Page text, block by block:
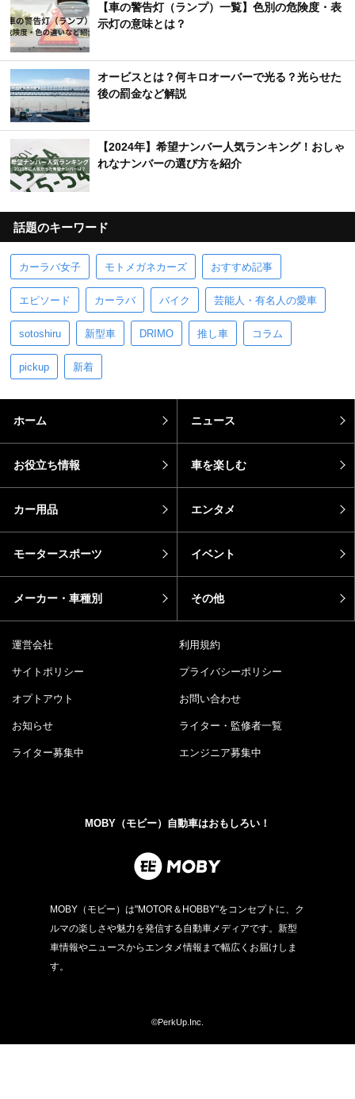
【車の警告灯（ランプ）一覧】色別の危険度・表
示灯の意味とは？
オービスとは？何キロオーバーで光る？光らせた
後の罰金など解説
【2024年】希望ナンバー人気ランキング！おしゃ
れなナンバーの選び方を紹介
話題のキーワード
カーラバ女子 モトメガネカーズ おすすめ記事
エピソード カーラバ バイク 芸能人・有名人の愛車
sotoshiru 新型車 DRIMO 推し車 コラム
pickup 新着
ホーム ニュース
お役立ち情報 車を楽しむ
カー用品 エンタメ
モータースポーツ イベント
メーカー・車種別 その他
運営会社 利用規約
サイトポリシー プライバシーポリシー
オプトアウト お問い合わせ
お知らせ ライター・監修者一覧
ライター募集中 エンジニア募集中
MOBY（モビー）自動車はおもしろい！
MOBY（モビー）は"MOTOR＆HOBBY"をコンセプトに、ク
ルマの楽しさや魅力を発信する自動車メディアです。新型
車情報やニュースからエンタメ情報まで幅広くお届けしま
す。
©PerkUp.Inc.